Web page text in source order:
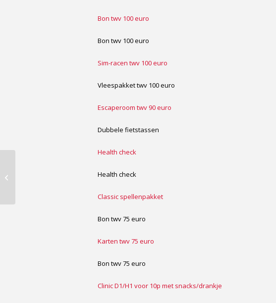
Bon twv 100 euro
Bon twv 100 euro
Sim-racen twv 100 euro
Vleespakket twv 100 euro
Escaperoom twv 90 euro
Dubbele fietstassen
Health check
Health check
Classic spellenpakket
Bon twv 75 euro
Karten twv 75 euro
Bon twv 75 euro
Clinic D1/H1 voor 10p met snacks/drankje